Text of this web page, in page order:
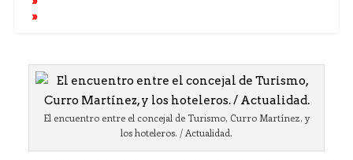
El encuentro entre el concejal de Turismo, Curro Martínez, y
los hoteleros. / Actualidad.